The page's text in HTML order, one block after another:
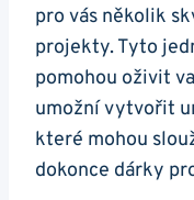
pro vás několik
projekty. Tyto
pomohou oživit
umožní vytvořit
které mohou
dokonce⁢ dárky